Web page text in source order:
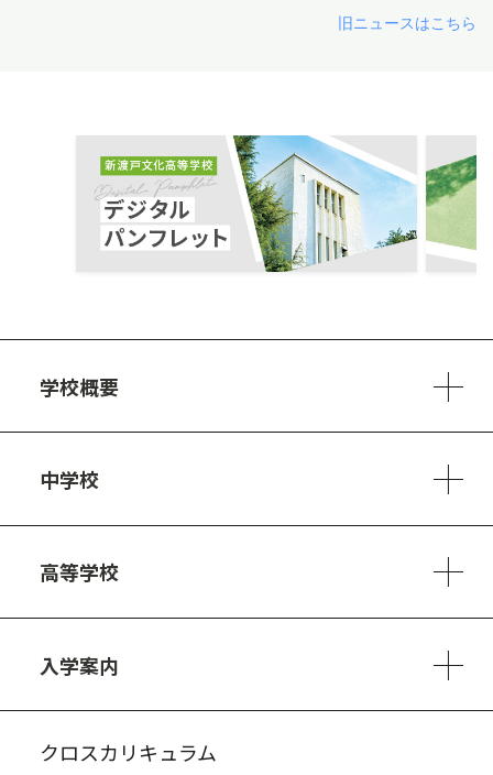
旧ニュースはこちら
学校概要
中学校
高等学校
入学案内
クロスカリキュラム